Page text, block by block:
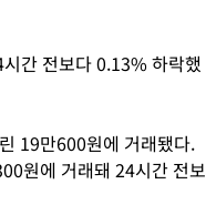
간 전보다 0.13% 하락했
19만600원에 거래됐다.
원에 거래돼 24시간 전보